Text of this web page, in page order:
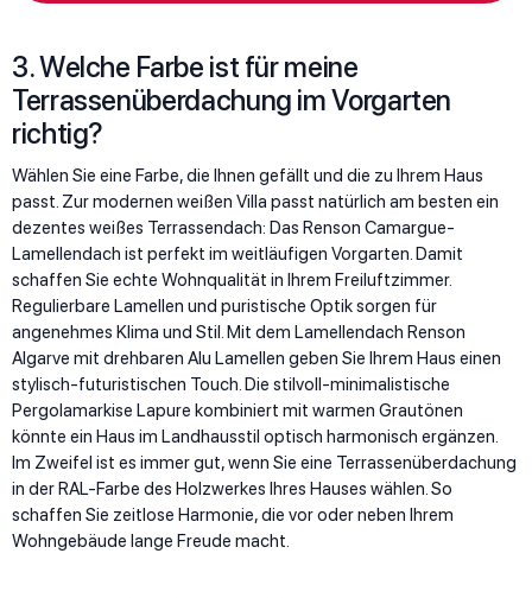
3. Welche Farbe ist für meine
Terrassenüberdachung im Vorgarten
richtig?
Wählen Sie eine Farbe, die Ihnen gefällt und die zu Ihrem Haus
passt. Zur modernen weißen Villa passt natürlich am besten ein
dezentes weißes Terrassendach: Das Renson Camargue-
Lamellendach ist perfekt im weitläufigen Vorgarten. Damit
schaffen Sie echte Wohnqualität in Ihrem Freiluftzimmer.
Regulierbare Lamellen und puristische Optik sorgen für
angenehmes Klima und Stil. Mit dem Lamellendach Renson
Algarve mit drehbaren Alu Lamellen geben Sie Ihrem Haus einen
stylisch-futuristischen Touch. Die stilvoll-minimalistische
Pergolamarkise Lapure kombiniert mit warmen Grautönen
könnte ein Haus im Landhausstil optisch harmonisch ergänzen.
Im Zweifel ist es immer gut, wenn Sie eine Terrassenüberdachung
in der RAL-Farbe des Holzwerkes Ihres Hauses wählen. So
schaffen Sie zeitlose Harmonie, die vor oder neben Ihrem
Wohngebäude lange Freude macht.